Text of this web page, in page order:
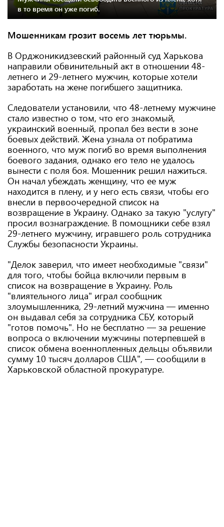
в то время он уже погиб.
Мошенникам грозит восемь лет тюрьмы.
В Орджоникидзевский районный суд Харькова
направили обвинительный акт в отношении 48-
летнего и 29-летнего мужчин, которые хотели
заработать на жене погибшего защитника.
Следователи установили, что 48-летнему мужчине
стало известно о том, что его знакомый,
украинский военный, пропал без вести в зоне
боевых действий. Жена узнала от побратима
военного, что муж погиб во время выполнения
боевого задания, однако его тело не удалось
вынести с поля боя. Мошенник решил нажиться.
Он начал убеждать женщину, что ее муж
находится в плену, и у него есть связи, чтобы его
внесли в первоочередной список на
возвращение в Украину. Однако за такую "услугу"
просил вознаграждение. В помощники себе взял
29-летнего мужчину, игравшего роль сотрудника
Службы безопасности Украины.
"Делок заверил, что имеет необходимые "связи"
для того, чтобы бойца включили первым в
список на возвращение в Украину. Роль
"влиятельного лица" играл сообщник
злоумышленника, 29-летний мужчина — именно
он выдавал себя за сотрудника СБУ, который
"готов помочь". Но не бесплатно — за решение
вопроса о включении мужчины потерпевшей в
список обмена военнопленных дельцы объявили
сумму 10 тысяч долларов США", — сообщили в
Харьковской областной прокуратуре.